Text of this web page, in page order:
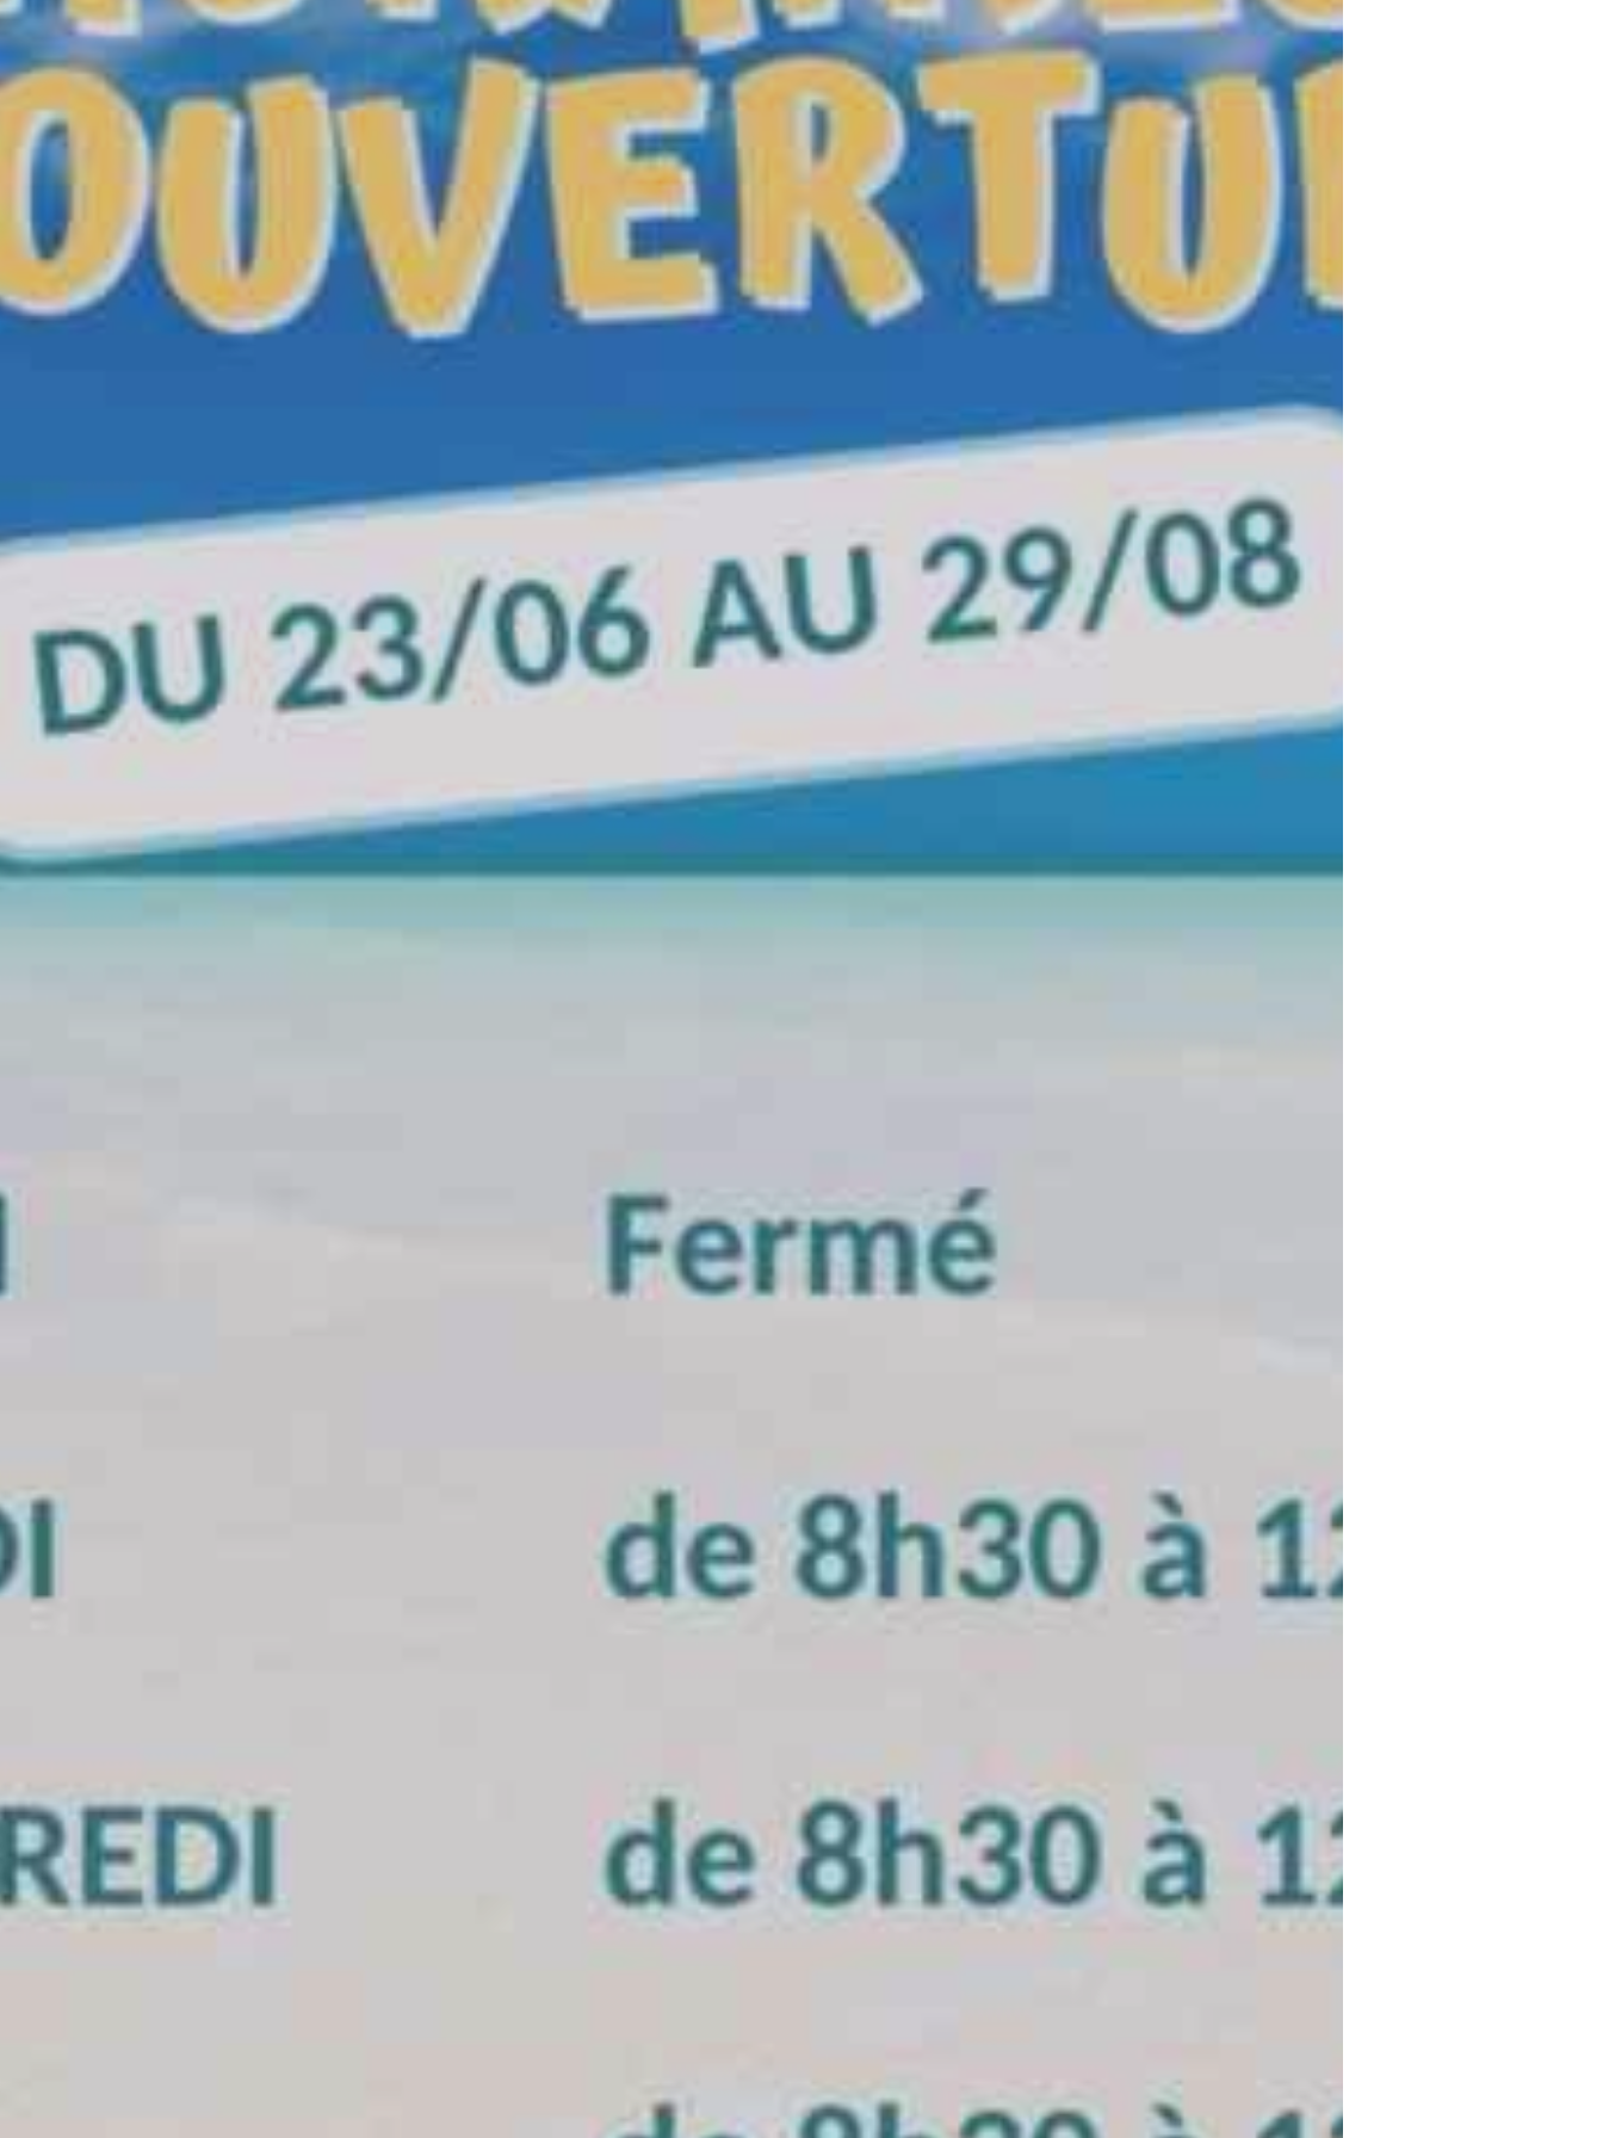
Offres d’emploi
Transports en commun
Santé & prévention
Police municipale
Démarches utiles
Promenades en barques
Camping l’Ile du Rhin
Activités de plein-air
Magazine communal
Contact & accès